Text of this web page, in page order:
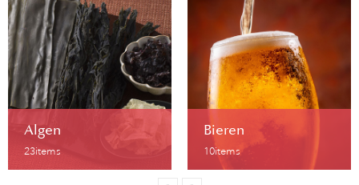
Algen
23items
Bieren
10items